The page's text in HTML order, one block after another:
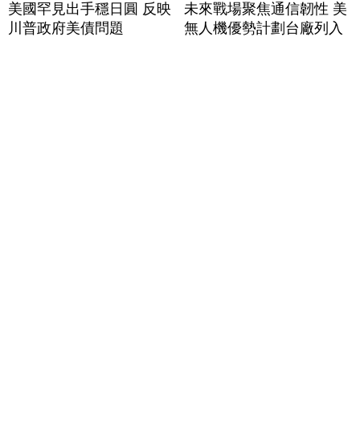
美國罕見出手穩日圓 反映
川普政府美債問題
未來戰場聚焦通信韌性 美
無人機優勢計劃台廠列入